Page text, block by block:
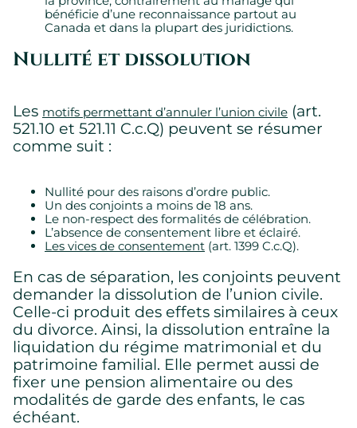
bénéficie d’une reconnaissance partout au
Canada et dans la plupart des juridictions.
Nullité et dissolution
Les motifs permettant d’annuler l’union civile (art.
521.10 et 521.11 C.c.Q) peuvent se résumer
comme suit :
Nullité pour des raisons d’ordre public.
Un des conjoints a moins de 18 ans.
Le non-respect des formalités de célébration.
L’absence de consentement libre et éclairé.
Les vices de consentement (art. 1399 C.c.Q).
En cas de séparation, les conjoints peuvent
demander la dissolution de l’union civile.
Celle-ci produit des effets similaires à ceux
du divorce. Ainsi, la dissolution entraîne la
liquidation du régime matrimonial et du
patrimoine familial. Elle permet aussi de
fixer une pension alimentaire ou des
modalités de garde des enfants, le cas
échéant.
Paramètres des témoins
Nous utilisons des témoins sur ce site Web. Certains sont
essentiels, d’autres ne le sont pas.
renseignements personnels lorsque vous visitez notre site
Web.
Requis
Témoins requis permettant au site de fonctionner
correctement.
Montrer les détails des témoins